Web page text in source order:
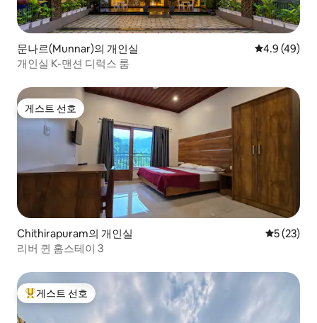
문나르(Munnar)의 개인실 평점 4.9점(5
4.9 (49)
개인실 K-맨션 디럭스 룸
게스트 선호
게스트 선호
Chithirapuram의 개인실 평점 5점
5 (23)
리버 퀸 홈스테이 3
상위 게스트 선호
게스트 선호